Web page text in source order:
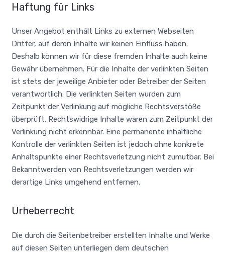
Haftung für Links
Unser Angebot enthält Links zu externen Webseiten
Dritter, auf deren Inhalte wir keinen Einfluss haben.
Deshalb können wir für diese fremden Inhalte auch keine
Gewähr übernehmen. Für die Inhalte der verlinkten Seiten
ist stets der jeweilige Anbieter oder Betreiber der Seiten
verantwortlich. Die verlinkten Seiten wurden zum
Zeitpunkt der Verlinkung auf mögliche Rechtsverstöße
überprüft. Rechtswidrige Inhalte waren zum Zeitpunkt der
Verlinkung nicht erkennbar. Eine permanente inhaltliche
Kontrolle der verlinkten Seiten ist jedoch ohne konkrete
Anhaltspunkte einer Rechtsverletzung nicht zumutbar. Bei
Bekanntwerden von Rechtsverletzungen werden wir
derartige Links umgehend entfernen.
Urheberrecht
Die durch die Seitenbetreiber erstellten Inhalte und Werke
auf diesen Seiten unterliegen dem deutschen